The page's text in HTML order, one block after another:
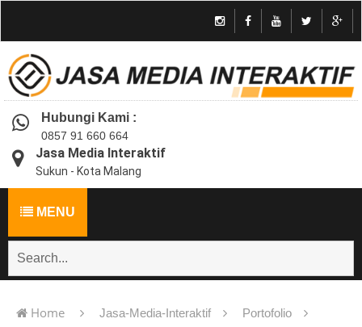
Hubungi Kami :
0857 91 660 664
Jasa Media Interaktif
Sukun - Kota Malang
MENU
Home Jasa-Media-Interaktif Portofolio